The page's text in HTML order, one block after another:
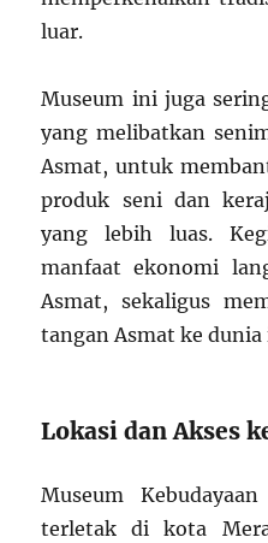
luar.
Museum ini juga
yang melibatkan
Asmat, untuk
produk seni dan
yang lebih luas.
manfaat ekonomi
Asmat, sekaligus
tangan Asmat ke
Lokasi dan Akses
Museum
terletak di kota